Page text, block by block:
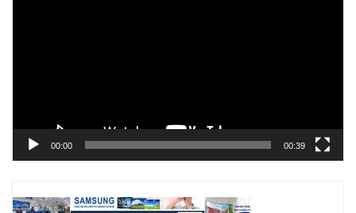
00:00 00:39